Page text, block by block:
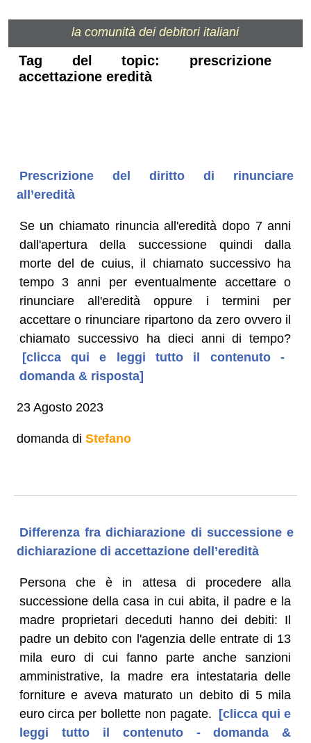
la comunità dei debitori italiani
Tag del topic: prescrizione
accettazione eredità
Prescrizione del diritto di rinunciare
all’eredità
Se un chiamato rinuncia all'eredità dopo 7 anni
dall'apertura della successione quindi dalla
morte del de cuius, il chiamato successivo ha
tempo 3 anni per eventualmente accettare o
rinunciare all'eredità oppure i termini per
accettare o rinunciare ripartono da zero ovvero il
chiamato successivo ha dieci anni di tempo?
[clicca qui e leggi tutto il contenuto -
domanda & risposta]
23 Agosto 2023
domanda di Stefano
Differenza fra dichiarazione di successione e
dichiarazione di accettazione dell’eredità
Persona che è in attesa di procedere alla
successione della casa in cui abita, il padre e la
madre proprietari deceduti hanno dei debiti: Il
padre un debito con l'agenzia delle entrate di 13
mila euro di cui fanno parte anche sanzioni
amministrative, la madre era intestataria delle
forniture e aveva maturato un debito di 5 mila
euro circa per bollette non pagate. [clicca qui e
leggi tutto il contenuto - domanda &